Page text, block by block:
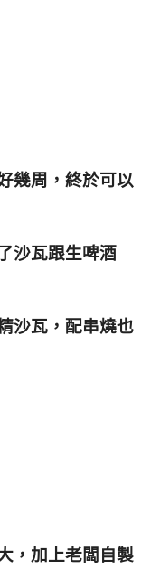
幾周，終於可以
沙瓦跟生啤酒
沙瓦，配串燒也
，加上老闆自製